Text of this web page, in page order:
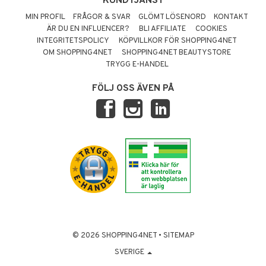
MIN PROFIL FRÅGOR & SVAR GLÖMT LÖSENORD
KONTAKT
ÄR DU EN INFLUENCER?
BLI AFFILIATE
COOKIES
INTEGRITETSPOLICY
KÖPVILLKOR FÖR SHOPPING4NET
OM SHOPPING4NET
SHOPPING4NET BEAUTYSTORE
TRYGG E-HANDEL
FÖLJ OSS ÄVEN PÅ
© 2026 SHOPPING4NET • SITEMAP
SVERIGE